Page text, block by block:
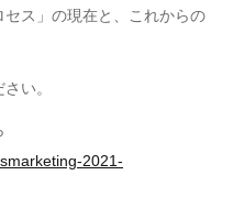
ス」の現在と、これからの
い。
2021-